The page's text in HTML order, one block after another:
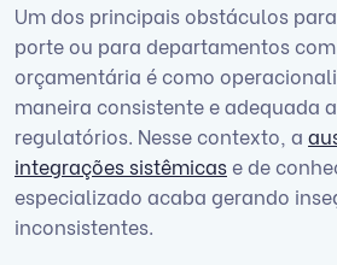
Um dos principais obstáculos
porte ou para departamentos
orçamentária é como
maneira consistente e adequada
regulatórios. Nesse contexto, a
integrações sistêmicase de
especializado acaba gerando
inconsistentes.